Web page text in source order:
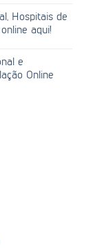
Hospitais de
aqui!
e
Online